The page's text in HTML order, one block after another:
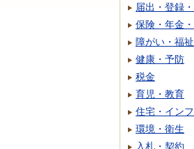
届出・登録
保険・年金
障がい・福祉
健康・予防
税金
育児・教育
住宅・イン
環境・衛生
入札・契約